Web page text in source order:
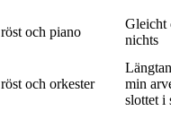
röst och piano
Gleicht
nichts
röst och orkester
min
slottet i